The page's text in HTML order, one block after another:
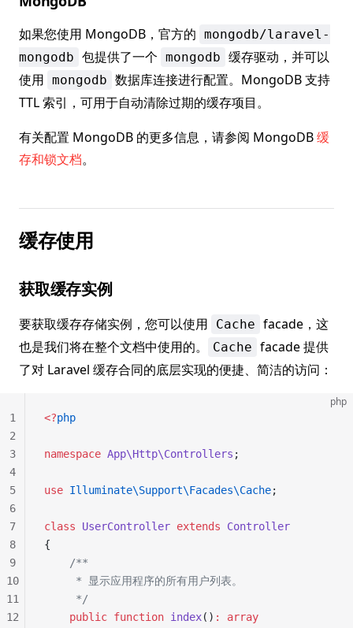
如果您使用 MongoDB，官方的 mongodb/laravel-
mongodb 包提供了一个 mongodb 缓存驱动，并可以
使用 mongodb 数据库连接进行配置。MongoDB 支持
TTL 索引，可用于自动清除过期的缓存项目。
有关配置 MongoDB 的更多信息，请参阅 MongoDB缓
存和锁文档。
缓存使用
获取缓存实例
要获取缓存存储实例，您可以使用 Cache facade，这
也是我们将在整个文档中使用的。
Cache facade 提供
了对 Laravel 缓存合同的底层实现的便捷、简洁的访问：
php
<?php
namespace App\Http\Controllers ;
use Illuminate\Support\Facades\Cache;
class UserController extends Controller
{
    /**
     * 显示应用程序的所有用户列表。
     */
    public
function index() :
array
1
2
3
4
5
6
7
8
9
10
11
12